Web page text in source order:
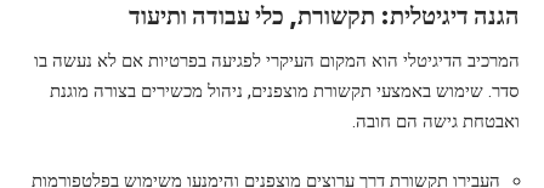
הגנה דיגיטלית: תקשורת, כלי עבודה ותיעוד
המרכיב הדיגיטלי הוא המקום העיקרי לפגיעה בפרטיות אם לא נעשה בו
סדר. שימוש באמצעי תקשורת מוצפנים, ניהול מכשירים בצורה מוגנת
ואבטחת גישה הם חובה.
העבירו תקשורת דרך ערוצים מוצפנים והימנעו משימוש בפלטפורמות